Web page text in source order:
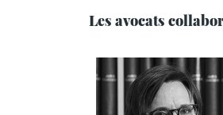
Les avocats